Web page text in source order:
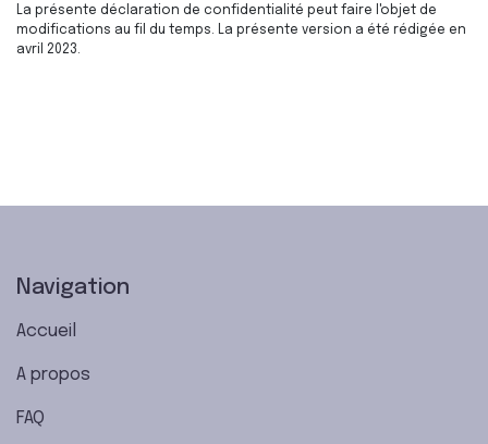
La présente déclaration de confidentialité peut faire l'objet de
modifications au fil du temps. La présente version a été rédigée en
avril 2023.
Navigation
Accueil
A propos
FAQ